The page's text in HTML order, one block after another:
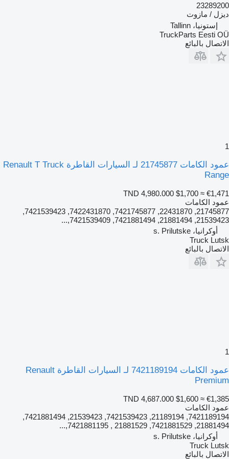
23289200
ديزل / مازوت
إستونيا، Tallinn
TruckParts Eesti OÜ
الاتصال بالبائع
1
عمود الكامات 21745877 لـ السيارات القاطرة Renault T Truck
Range
TND 4,980.000 $1,700 ≈ €1,471
عمود الكامات
21745877, 22431870, 7421745877, 7422431870, 7421539423,
21539423, 21881494, 7421881494, 7421539409,...
أوكرانيا، s. Prilutske
Truck Lutsk
الاتصال بالبائع
1
عمود الكامات 7421189194 لـ السيارات القاطرة Renault
Premium
TND 4,687.000 $1,600 ≈ €1,385
عمود الكامات
7421189194, 21189194, 7421539423, 21539423, 7421881494,
21881494, 7421881529, 21881529 , 7421881195,...
أوكرانيا، s. Prilutske
Truck Lutsk
الاتصال بالبائع